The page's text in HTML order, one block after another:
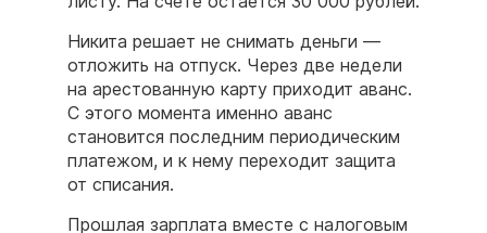
Никита решает не снимать деньги —
отложить на отпуск. Через две недели
на арестованную карту приходит аванс.
С этого момента именно аванс
становится последним периодическим
платежом, и к нему переходит защита
от списания.
Прошлая зарплата вместе с налоговым